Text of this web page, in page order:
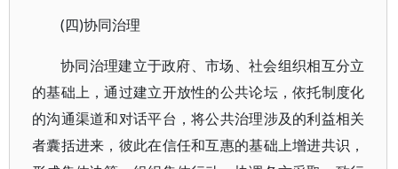
(四)协同治理
协同治理建立于政府、市场、社会组织相互分立
的基础上，通过建立开放性的公共论坛，依托制度化
的沟通渠道和对话平台，将公共治理涉及的利益相关
者囊括进来，彼此在信任和互惠的基础上增进共识，